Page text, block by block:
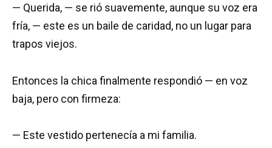
— Querida, — se rió suavemente, aunque su voz era
fría, — este es un baile de caridad, no un lugar para
trapos viejos.
Entonces la chica finalmente respondió — en voz
baja, pero con firmeza:
— Este vestido pertenecía a mi familia.